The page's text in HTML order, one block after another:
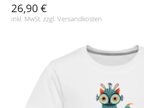
26,90 €
inkl. MwSt. zzgl.Versandkosten